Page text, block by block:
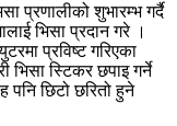
प्रणालीको शुभारम्भ गर्दै
भिसा प्रदान गरे ।
प्रविष्ट गरिएका
भिसा स्टिकर छपाइ गर्ने
छिटो छरितो हुने